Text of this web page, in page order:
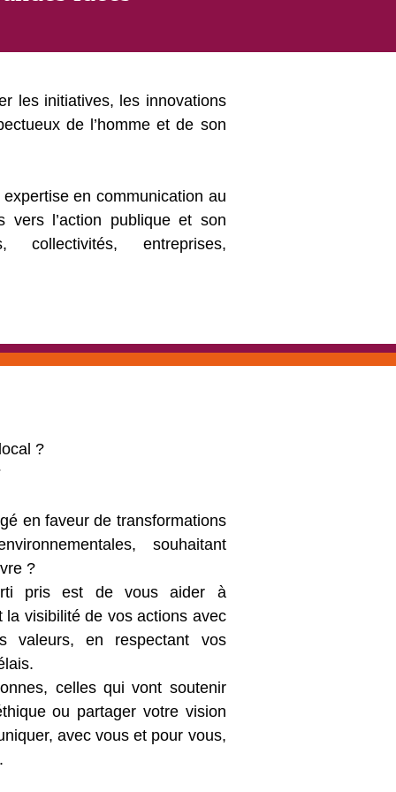
les initiatives, les innovations
de l’homme et de son
en communication au
vers l’action publique et son
collectivités, entreprises,
?
en faveur de transformations
souhaitant
?
pris est de vous aider à
visibilité de vos actions avec
valeurs, en respectant vos
celles qui vont soutenir
ou partager votre vision
avec vous et pour vous,